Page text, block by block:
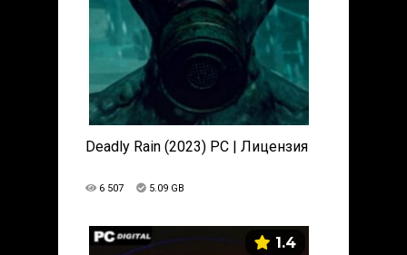
Deadly Rain (2023) PC | Лицензия
6 507 5.09 GB
1.4